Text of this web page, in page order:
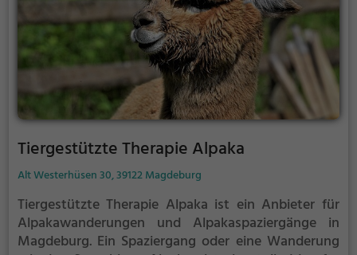
Tiergestützte Therapie Alpaka
Alt Westerhüsen 30, 39122 Magdeburg
Tiergestützte Therapie Alpaka ist ein Anbieter für
Alpakawanderungen und Alpakaspaziergänge in
Magdeburg. Ein Spaziergang oder eine Wanderung